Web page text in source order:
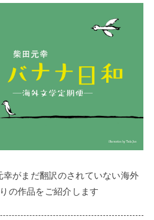
がまだ翻訳のされていない海外
の作品をご紹介します